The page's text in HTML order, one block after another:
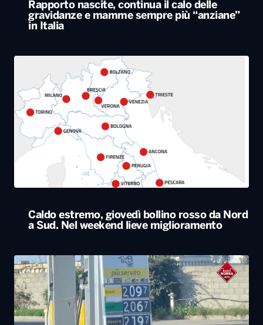
Rapporto nascite, continua il calo delle
gravidanze e mamme sempre più “anziane”
in Italia
Caldo estremo, giovedì bollino rosso da Nord
a Sud. Nel weekend lieve miglioramento